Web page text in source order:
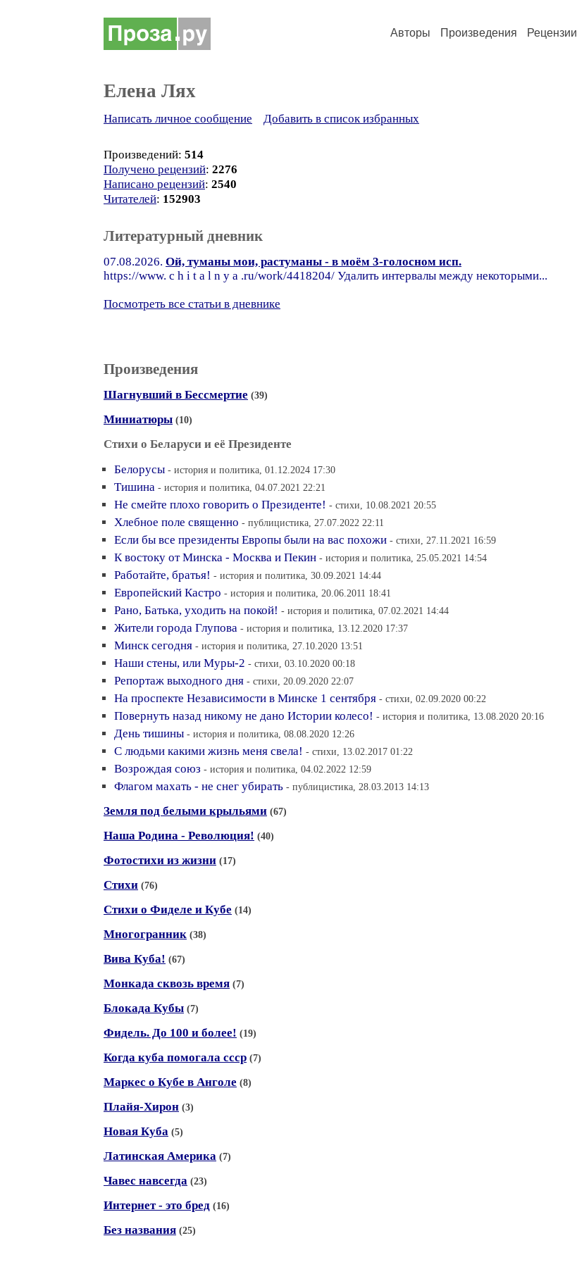
Авторы Произведения Рецензии
Елена Лях
Написать личное сообщение Добавить в список избранных
Произведений: 514
Получено рецензий: 2276
Написано рецензий: 2540
Читателей: 152903
Литературный дневник
07.08.2026. Ой, туманы мои, растуманы - в моём 3-голосном исп.
https://www. c h i t a l n y a .ru/work/4418204/ Удалить интервалы между некоторыми...
Посмотреть все статьи в дневнике
Произведения
Шагнувший в Бессмертие (39)
Миниатюры (10)
Стихи о Беларуси и её Президенте
Белорусы - история и политика, 01.12.2024 17:30
Тишина - история и политика, 04.07.2021 22:21
Не смейте плохо говорить о Президенте! - стихи, 10.08.2021 20:55
Хлебное поле священно - публицистика, 27.07.2022 22:11
Если бы все президенты Европы были на вас похожи - стихи, 27.11.2021 16:59
К востоку от Минска - Москва и Пекин - история и политика, 25.05.2021 14:54
Работайте, братья! - история и политика, 30.09.2021 14:44
Европейский Кастро - история и политика, 20.06.2011 18:41
Рано, Батька, уходить на покой! - история и политика, 07.02.2021 14:44
Жители города Глупова - история и политика, 13.12.2020 17:37
Минск сегодня - история и политика, 27.10.2020 13:51
Наши стены, или Муры-2 - стихи, 03.10.2020 00:18
Репортаж выходного дня - стихи, 20.09.2020 22:07
На проспекте Независимости в Минске 1 сентября - стихи, 02.09.2020 00:22
Повернуть назад никому не дано Истории колесо! - история и политика, 13.08.2020 20:16
День тишины - история и политика, 08.08.2020 12:26
С людьми какими жизнь меня свела! - стихи, 13.02.2017 01:22
Возрождая союз - история и политика, 04.02.2022 12:59
Флагом махать - не снег убирать - публицистика, 28.03.2013 14:13
Земля под белыми крыльями (67)
Наша Родина - Революция! (40)
Фотостихи из жизни (17)
Стихи (76)
Стихи о Фиделе и Кубе (14)
Многогранник (38)
Вива Куба! (67)
Монкада сквозь время (7)
Блокада Кубы (7)
Фидель. До 100 и более! (19)
Когда куба помогала ссср (7)
Маркес о Кубе в Анголе (8)
Плайя-Хирон (3)
Новая Куба (5)
Латинская Америка (7)
Чавес навсегда (23)
Интернет - это бред (16)
Без названия (25)